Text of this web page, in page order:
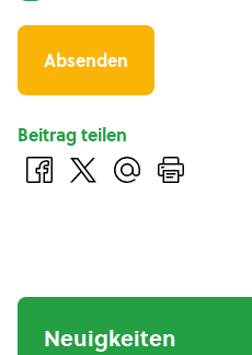
Beitrag teilen
Neuigkeiten